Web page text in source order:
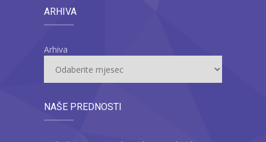
ARHIVA
Arhiva
NAŠE PREDNOSTI